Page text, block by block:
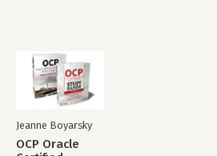
Jeanne Boyarsky
OCP Oracle